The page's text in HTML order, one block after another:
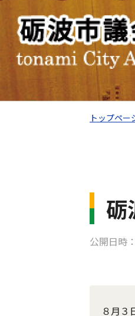
トップペー
砺
公開日時
８月３